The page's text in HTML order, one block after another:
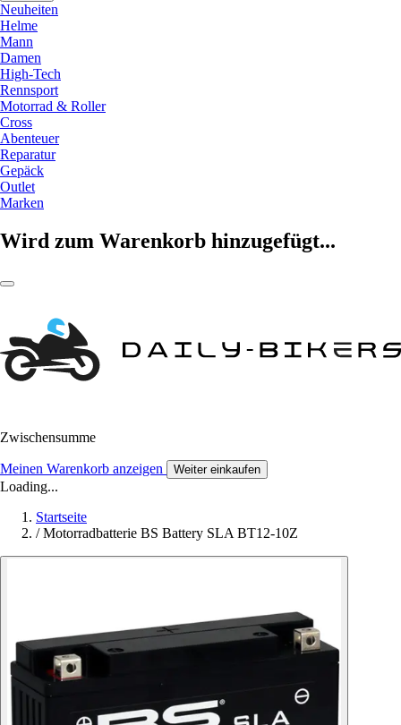
Neuheiten
Helme
Mann
Damen
High-Tech
Rennsport
Motorrad & Roller
Cross
Abenteuer
Reparatur
Gepäck
Outlet
Marken
Wird zum Warenkorb hinzugefügt...
Zwischensumme
Meinen Warenkorb anzeigen Weiter einkaufen
Loading...
Startseite
/ Motorradbatterie BS Battery SLA BT12-10Z